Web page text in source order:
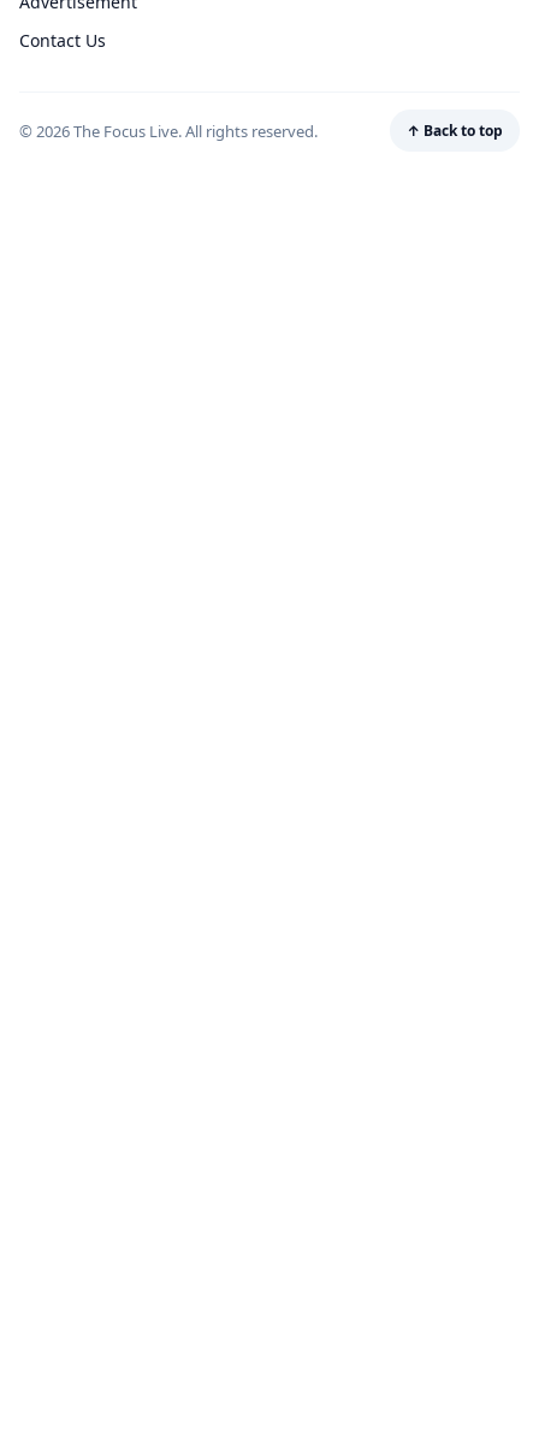
Contact Us
© 2026 The Focus Live. All rights reserved. ↑ Back to top